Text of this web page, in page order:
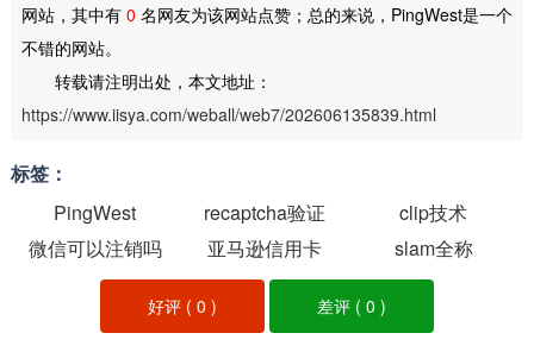
网站，其中有 0 名网友为该网站点赞；总的来说，PingWest是一个
不错的网站。
转载请注明出处，本文地址：
https://www.iisya.com/weball/web7/202606135839.html
标签：
PingWest
recaptcha验证
clip技术
微信可以注销吗
亚马逊信用卡 slam全称
好评 (0 ) 差评 ( 0 )